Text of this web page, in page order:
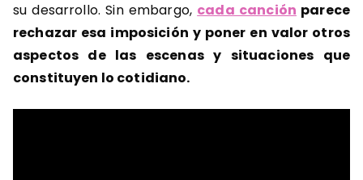
su desarrollo. Sin embargo, cada canción parece
rechazar esa imposición y poner en valor otros
aspectos de las escenas y situaciones que
constituyen lo cotidiano.